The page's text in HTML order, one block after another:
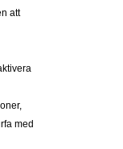
att
med